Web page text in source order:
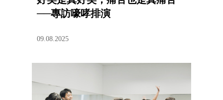
──專訪嚎哮排演
09.08.2025